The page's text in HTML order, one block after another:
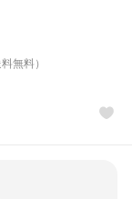
無料）